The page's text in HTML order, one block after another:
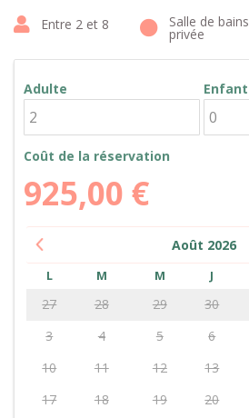
Entre 2 et 8 Salle de bains
privée
Adulte Enfant
Coût de la réservation
925,00 €
Août 2026
L M M J
27 28 29 30
3
4 5 6
10
11 12 13
17
18 19 20